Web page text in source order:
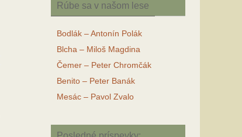
Rúbe sa v našom lese
Bodlák – Antonín Polák
Blcha – Miloš Magdina
Čemer – Peter Chromčák
Benito – Peter Banák
Mesác – Pavol Zvalo